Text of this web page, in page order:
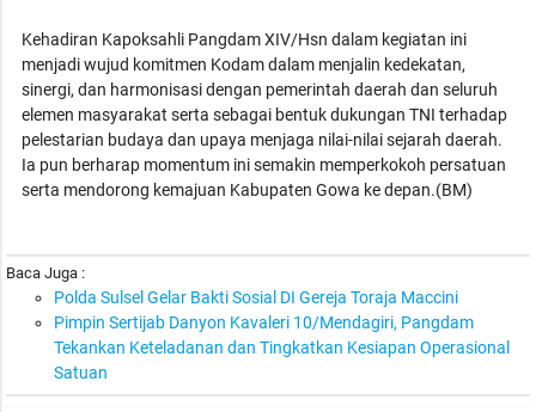
Kehadiran Kapoksahli Pangdam XIV/Hsn dalam kegiatan ini
menjadi wujud komitmen Kodam dalam menjalin kedekatan,
sinergi, dan harmonisasi dengan pemerintah daerah dan seluruh
elemen masyarakat serta sebagai bentuk dukungan TNI terhadap
pelestarian budaya dan upaya menjaga nilai-nilai sejarah daerah.
Ia pun berharap momentum ini semakin memperkokoh persatuan
serta mendorong kemajuan Kabupaten Gowa ke depan.(BM)
Baca Juga :
Polda Sulsel Gelar Bakti Sosial DI Gereja Toraja Maccini
Pimpin Sertijab Danyon Kavaleri 10/Mendagiri, Pangdam
Tekankan Keteladanan dan Tingkatkan Kesiapan Operasional
Satuan